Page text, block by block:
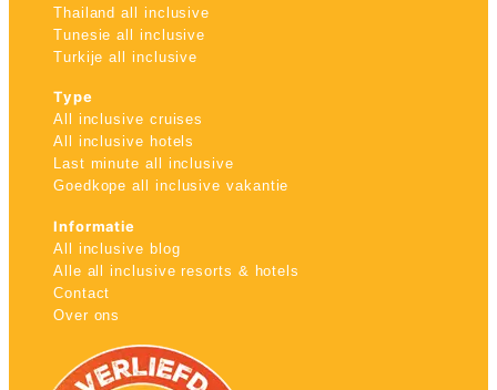
Thailand all inclusive
Tunesie all inclusive
Turkije all inclusive
Type
All inclusive cruises
All inclusive hotels
Last minute all inclusive
Goedkope all inclusive vakantie
Informatie
All inclusive blog
Alle all inclusive resorts & hotels
Contact
Over ons